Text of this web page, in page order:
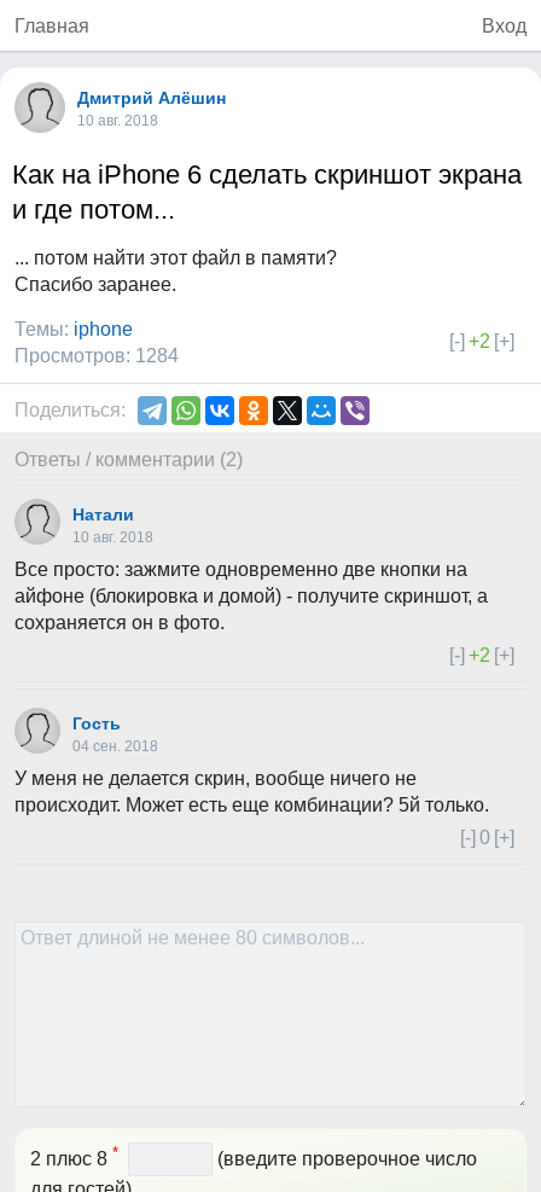
Главная Вход
Дмитрий Алёшин
10 авг. 2018
Как на iPhone 6 сделать скриншот экрана
и где потом...
... потом найти этот файл в памяти?
Спасибо заранее.
[-] +2 [+]
Темы: iphone
Просмотров: 1284
Поделиться:
Ответы / комментарии (2)
Натали
10 авг. 2018
Все просто: зажмите одновременно две кнопки на
айфоне (блокировка и домой) - получите скриншот, а
сохраняется он в фото.
[-] +2 [+]
Гость
04 сен. 2018
У меня не делается скрин, вообще ничего не
происходит. Может есть еще комбинации? 5й только.
[-] 0 [+]
2 плюс 8 *
(введите проверочное число